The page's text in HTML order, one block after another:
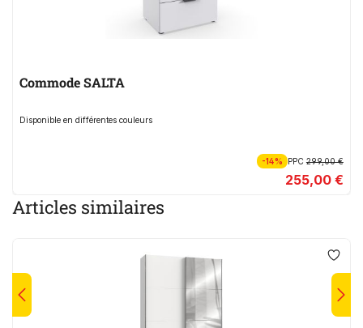
Commode SALTA
Disponible en différentes couleurs
-14% PPC299,00 €
255,00 €
Articles similaires